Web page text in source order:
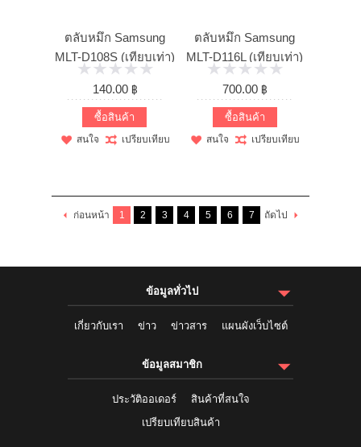
ตลับหมึก Samsung
MLT-D108S (เทียบเท่า)
140.00 ฿
ซื้อสินค้า
สนใจ เปรียบเทียบ
ตลับหมึก Samsung
MLT-D116L (เทียบเท่า)
คุณภาพสูง ...
700.00 ฿
ซื้อสินค้า
สนใจ เปรียบเทียบ
ก่อนหน้า 1 2 3 4 5 6 7 ถัดไป
ข้อมูลทั่วไป
เกี่ยวกับเรา ข่าว ข่าวสาร แผนผังเว็บไซต์
ข้อมูลสมาชิก
ประวัติออเดอร์
สินค้าที่สนใจ
เปรียบเทียบสินค้า